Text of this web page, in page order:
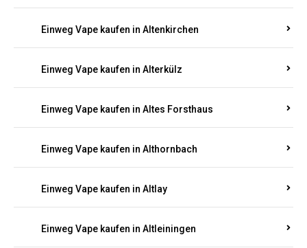
Einweg Vape kaufen in Altenkirchen
Einweg Vape kaufen in Alterkülz
Einweg Vape kaufen in Altes Forsthaus
Einweg Vape kaufen in Althornbach
Einweg Vape kaufen in Altlay
Einweg Vape kaufen in Altleiningen